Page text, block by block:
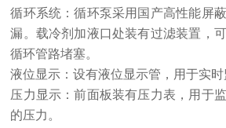
循环系统：循环泵采用国产高性能屏
漏。载冷剂加液口处装有过滤装置，
循环管路堵塞。
液位显示：设有液位显示管，用于实时
压力显示：前面板装有压力表，用于
的压力。